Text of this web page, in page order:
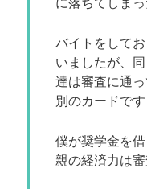
バイトをして
いましたが、
達は審査に通
別のカードです
僕が奨学金を
親の経済力は